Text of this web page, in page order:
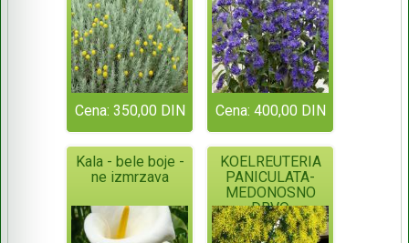
Cena: 350,00 DIN Cena: 400,00 DIN
Kala - bele boje -
ne izmrzava
KOELREUTERIA
PANICULATA-
MEDONOSNO
DRVO